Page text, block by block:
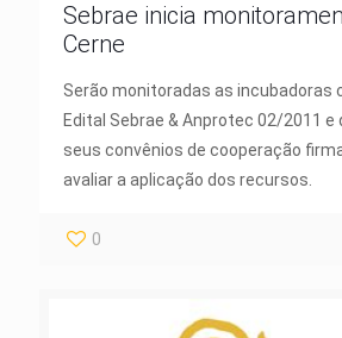
Sebrae inicia
Cerne
Serão monitoradas as incubadoras
Edital Sebrae & Anprotec 02/2011 e
seus convênios de cooperação
avaliar a aplicação dos recursos.
0